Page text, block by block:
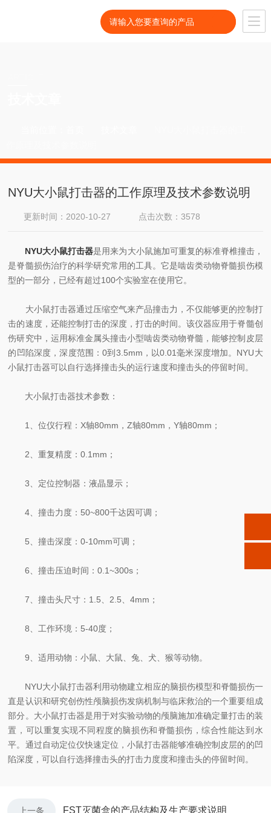
NYU大小鼠打击器的工作原理及技术参数说明
更新时间：2020-10-27 点击次数：3578
NYU大小鼠打击器是用来为大小鼠施加可重复的标准脊椎撞击，
是脊髓损伤治疗的科学研究常用的工具。它是啮齿类动物脊髓损伤模
型的一部分，已经有超过100个实验室在使用它。
大小鼠打击器通过压缩空气来产品撞击力，不仅能够更的控制打
击的速度，还能控制打击的深度，打击的时间。该仪器应用于脊髓创
伤研究中，运用标准金属头撞击小型啮齿类动物脊髓，能够控制皮层
的凹陷深度，深度范围：0到3.5mm，以0.01毫米深度增加。NYU大
小鼠打击器可以自行选择撞击头的运行速度和撞击头的停留时间。
大小鼠打击器技术参数：
1、位仪行程：X轴80mm，Z轴80mm，Y轴80mm；
2、重复精度：0.1mm；
3、定位控制器：液晶显示；
4、撞击力度：50~800千达因可调；
5、撞击深度：0-10mm可调；
6、撞击压迫时间：0.1~300s；
7、撞击头尺寸：1.5、2.5、4mm；
8、工作环境：5-40度；
9、适用动物：小鼠、大鼠、兔、犬、猴等动物。
NYU大小鼠打击器利用动物建立相应的脑损伤模型和脊髓损伤一
直是认识和研究创伤性颅脑损伤发病机制与临床救治的一个重要组成
部分。大小鼠打击器是用于对实验动物的颅脑施加准确定量打击的装
置，可以重复实现不同程度的脑损伤和脊髓损伤，综合性能达到水
平。通过自动定位仪快速定位，小鼠打击器能够准确控制皮层的的凹
陷深度，可以自行选择撞击头的打击力度度和撞击头的停留时间。
上一条 FST灭菌盒的产品结构及生产要求说明